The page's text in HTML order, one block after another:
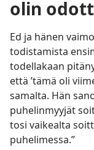
olin
Ed ja hänen
todistamista
todellakaan
että ’tämä oli
samalta. Hän
puhelinmyyjät
tosi vaikealta
puhelimessa.”